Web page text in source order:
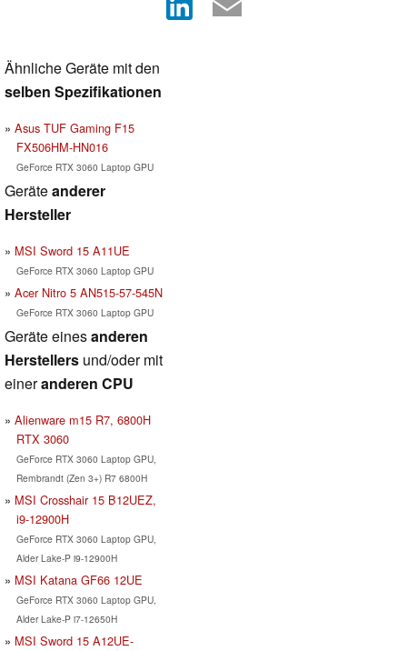
Ähnliche Geräte mit den
selben Spezifikationen
Asus TUF Gaming F15
FX506HM-HN016
GeForce RTX 3060 Laptop GPU
Geräteanderer
Hersteller
MSI Sword 15 A11UE
GeForce RTX 3060 Laptop GPU
Acer Nitro 5 AN515-57-545N
GeForce RTX 3060 Laptop GPU
Geräte einesanderen
Herstellers und/oder mit
eineranderen CPU
Alienware m15 R7, 6800H
RTX 3060
GeForce RTX 3060 Laptop GPU,
Rembrandt (Zen 3+) R7 6800H
MSI Crosshair 15 B12UEZ,
i9-12900H
GeForce RTX 3060 Laptop GPU,
Alder Lake-P i9-12900H
MSI Katana GF66 12UE
GeForce RTX 3060 Laptop GPU,
Alder Lake-P i7-12650H
MSI Sword 15 A12UE-